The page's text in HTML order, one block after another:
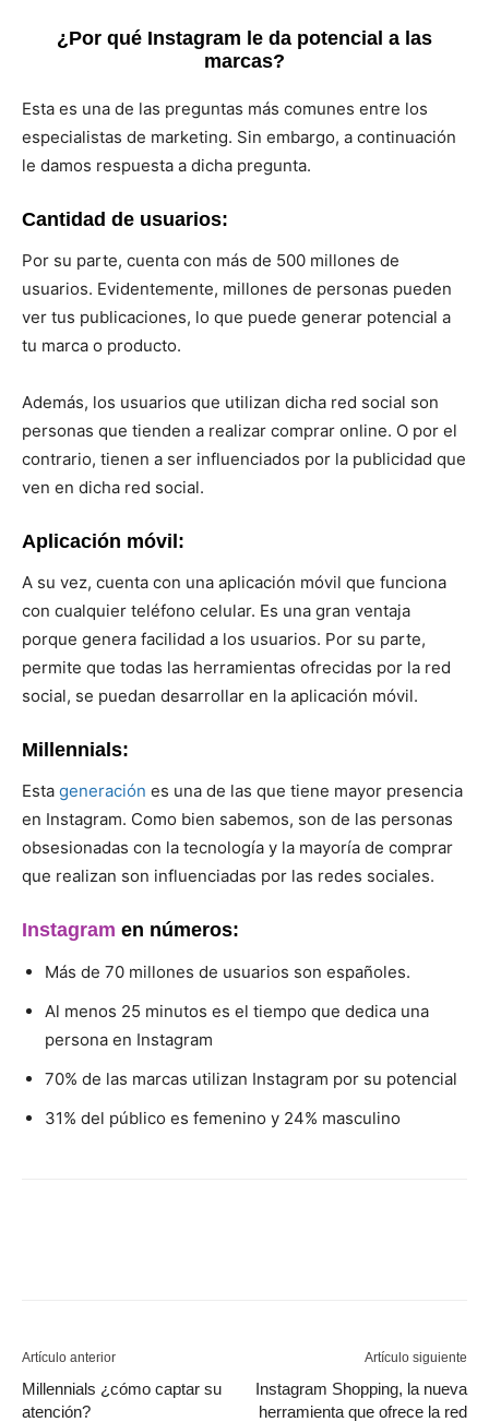
¿Por qué Instagram le da potencial a las
marcas?
Esta es una de las preguntas más comunes entre los
especialistas de marketing. Sin embargo, a continuación
le damos respuesta a dicha pregunta.
Cantidad de usuarios:
Por su parte, cuenta con más de 500 millones de
usuarios. Evidentemente, millones de personas pueden
ver tus publicaciones, lo que puede generar potencial a
tu marca o producto.
Además, los usuarios que utilizan dicha red social son
personas que tienden a realizar comprar online. O por el
contrario, tienen a ser influenciados por la publicidad que
ven en dicha red social.
Aplicación móvil:
A su vez, cuenta con una aplicación móvil que funciona
con cualquier teléfono celular. Es una gran ventaja
porque genera facilidad a los usuarios. Por su parte,
permite que todas las herramientas ofrecidas por la red
social, se puedan desarrollar en la aplicación móvil.
Millennials:
Esta generación es una de las que tiene mayor presencia
en Instagram. Como bien sabemos, son de las personas
obsesionadas con la tecnología y la mayoría de comprar
que realizan son influenciadas por las redes sociales.
Instagram en números:
Más de 70 millones de usuarios son españoles.
Al menos 25 minutos es el tiempo que dedica una
persona en Instagram
70% de las marcas utilizan Instagram por su potencial
31% del público es femenino y 24% masculino
Artículo anterior
Millennials ¿cómo captar su
atención?
Artículo siguiente
Instagram Shopping, la nueva
herramienta que ofrece la red